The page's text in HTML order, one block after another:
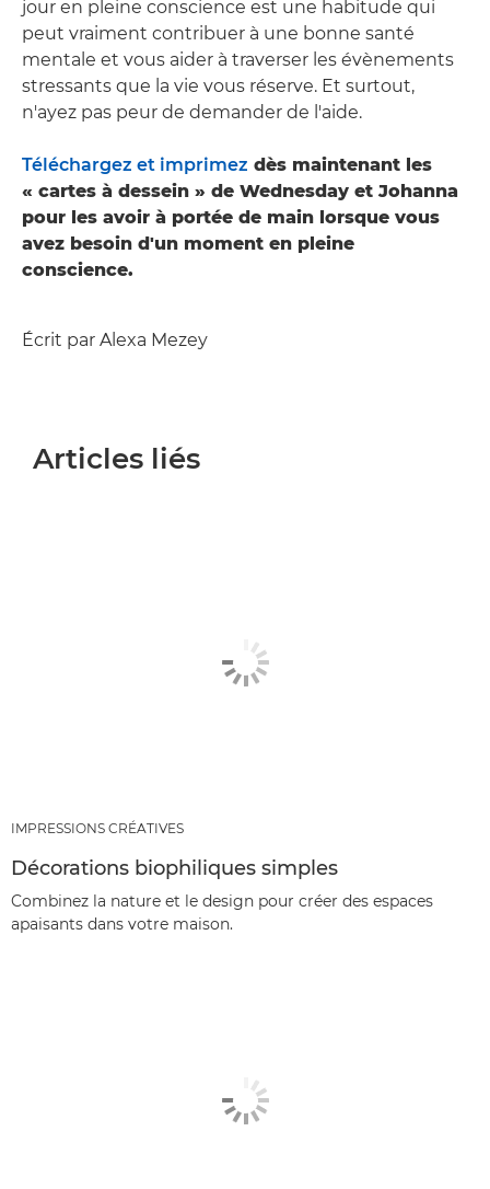
jour en pleine conscience est une habitude qui
peut vraiment contribuer à une bonne santé
mentale et vous aider à traverser les évènements
stressants que la vie vous réserve. Et surtout,
n'ayez pas peur de demander de l'aide.
Téléchargez et imprimez dès maintenant les
« cartes à dessein » de Wednesday et Johanna
pour les avoir à portée de main lorsque vous
avez besoin d'un moment en pleine
conscience.
Écrit par Alexa Mezey
Articles liés
IMPRESSIONS CRÉATIVES
Décorations biophiliques simples
Combinez la nature et le design pour créer des espaces
apaisants dans votre maison.